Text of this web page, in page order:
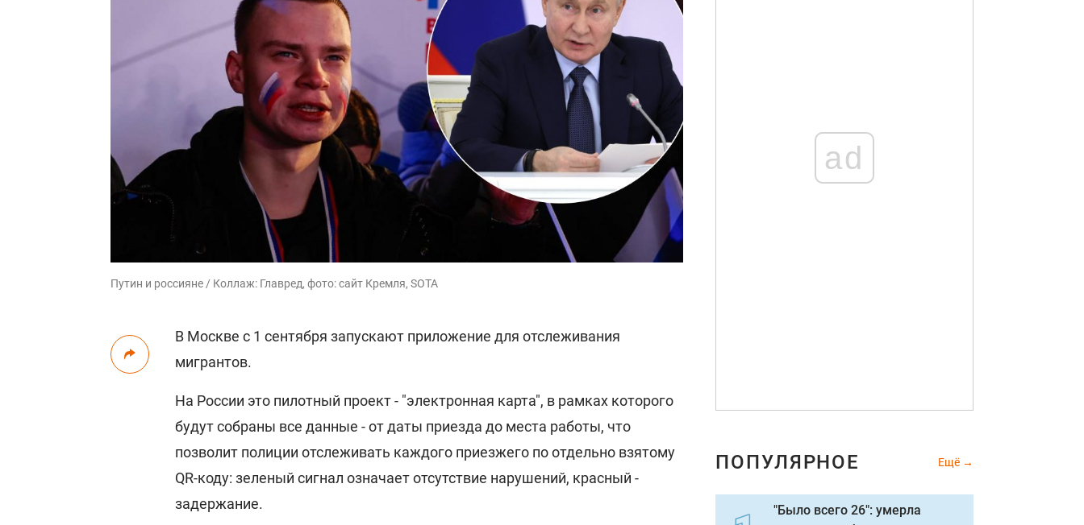
Путин и россияне / Коллаж: Главред, фото: сайт Кремля, SOTA
В Москве с 1 сентября запускают приложение для отслеживания
мигрантов.
На России это пилотный проект - "электронная карта", в рамках которого
будут собраны все данные - от даты приезда до места работы, что
позволит полиции отслеживать каждого приезжего по отдельно взятому
QR-коду: зеленый сигнал означает отсутствие нарушений, красный -
задержание.
ad
ПОПУЛЯРНОЕ Ещё
"Было всего 26": умерла